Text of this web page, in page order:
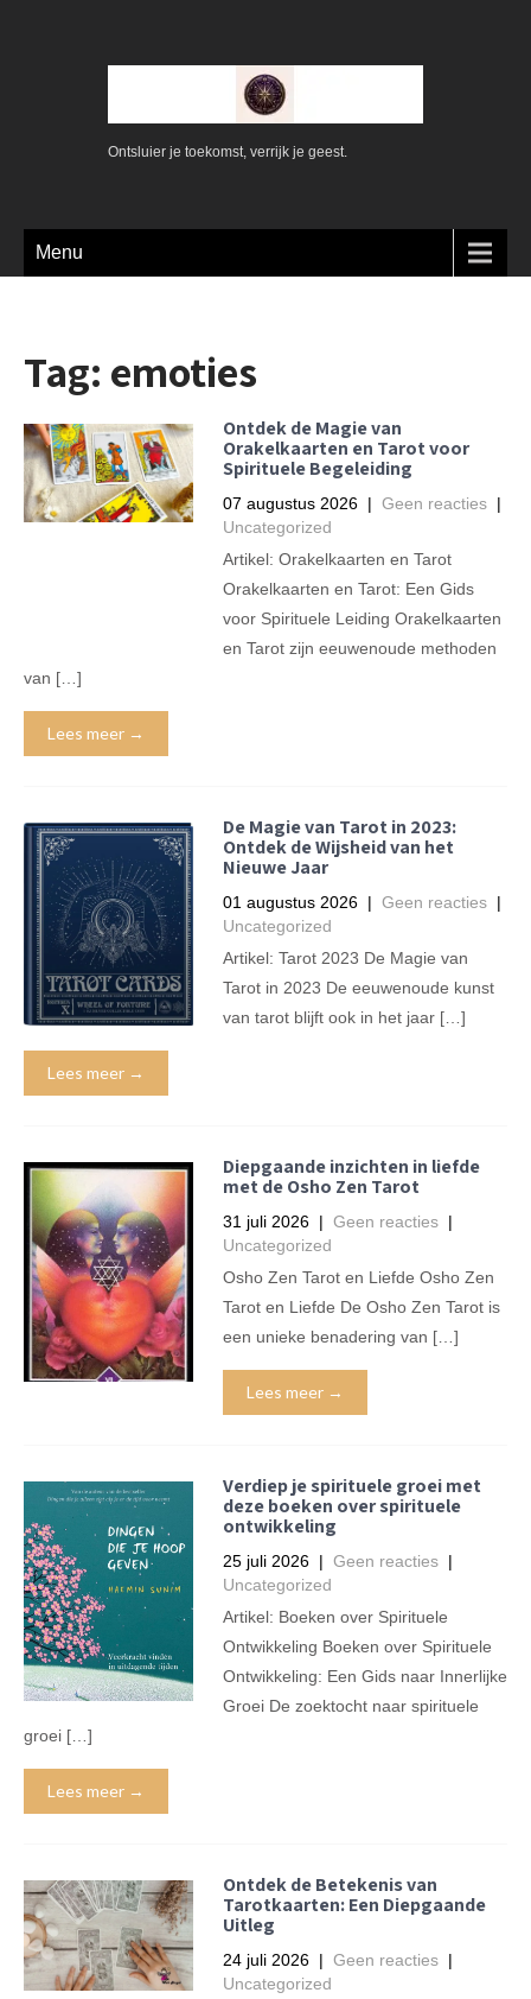
Ontsluier je toekomst, verrijk je geest.
Menu
Tag: emoties
Ontdek de Magie van
Orakelkaarten en Tarot voor
Spirituele Begeleiding
07 augustus 2026 | Geen reacties |
Uncategorized
Artikel: Orakelkaarten en Tarot
Orakelkaarten en Tarot: Een Gids
voor Spirituele Leiding Orakelkaarten
en Tarot zijn eeuwenoude methoden
van […]
Lees meer →
De Magie van Tarot in 2023:
Ontdek de Wijsheid van het
Nieuwe Jaar
01 augustus 2026 | Geen reacties |
Uncategorized
Artikel: Tarot 2023 De Magie van
Tarot in 2023 De eeuwenoude kunst
van tarot blijft ook in het jaar […]
Lees meer →
Diepgaande inzichten in liefde
met de Osho Zen Tarot
31 juli 2026 | Geen reacties |
Uncategorized
Osho Zen Tarot en Liefde Osho Zen
Tarot en Liefde De Osho Zen Tarot is
een unieke benadering van […]
Lees meer →
Verdiep je spirituele groei met
deze boeken over spirituele
ontwikkeling
25 juli 2026 | Geen reacties |
Uncategorized
Artikel: Boeken over Spirituele
Ontwikkeling Boeken over Spirituele
Ontwikkeling: Een Gids naar Innerlijke
Groei De zoektocht naar spirituele
groei […]
Lees meer →
Ontdek de Betekenis van
Tarotkaarten: Een Diepgaande
Uitleg
24 juli 2026 | Geen reacties |
Uncategorized